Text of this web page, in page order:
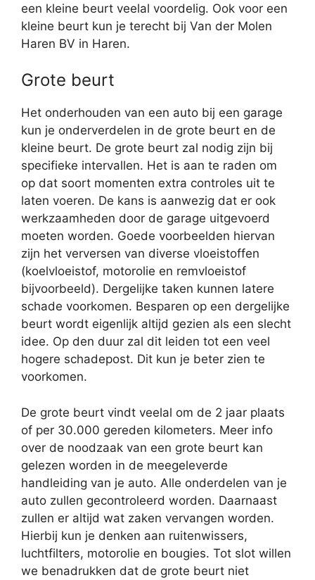
een kleine beurt veelal voordelig. Ook voor een
kleine beurt kun je terecht bij Van der Molen
Haren BV in Haren.
Grote beurt
Het onderhouden van een auto bij een garage
kun je onderverdelen in de grote beurt en de
kleine beurt. De grote beurt zal nodig zijn bij
specifieke intervallen. Het is aan te raden om
op dat soort momenten extra controles uit te
laten voeren. De kans is aanwezig dat er ook
werkzaamheden door de garage uitgevoerd
moeten worden. Goede voorbeelden hiervan
zijn het verversen van diverse vloeistoffen
(koelvloeistof, motorolie en remvloeistof
bijvoorbeeld). Dergelijke taken kunnen latere
schade voorkomen. Besparen op een dergelijke
beurt wordt eigenlijk altijd gezien als een slecht
idee. Op den duur zal dit leiden tot een veel
hogere schadepost. Dit kun je beter zien te
voorkomen.
De grote beurt vindt veelal om de 2 jaar plaats
of per 30.000 gereden kilometers. Meer info
over de noodzaak van een grote beurt kan
gelezen worden in de meegeleverde
handleiding van je auto. Alle onderdelen van je
auto zullen gecontroleerd worden. Daarnaast
zullen er altijd wat zaken vervangen worden.
Hierbij kun je denken aan ruitenwissers,
luchtfilters, motorolie en bougies. Tot slot willen
we benadrukken dat de grote beurt niet